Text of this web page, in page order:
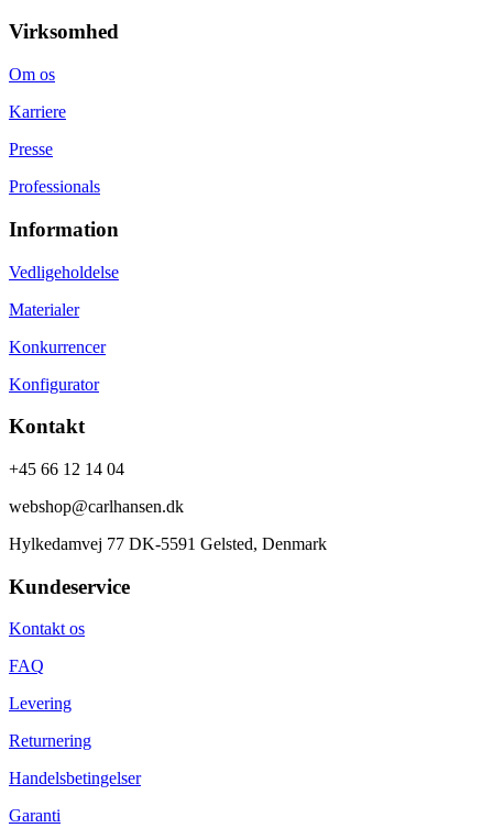
Virksomhed
Om os
Karriere
Presse
Professionals
Information
Vedligeholdelse
Materialer
Konkurrencer
Konfigurator
Kontakt
+45 66 12 14 04
webshop@carlhansen.dk
Hylkedamvej 77 DK-5591 Gelsted, Denmark
Kundeservice
Kontakt os
FAQ
Levering
Returnering
Handelsbetingelser
Garanti